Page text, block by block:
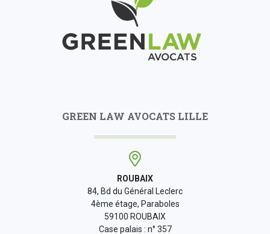
GREEN LAW AVOCATS LILLE
ROUBAIX
84, Bd du Général Leclerc
4ème étage, Paraboles
59100 ROUBAIX
Case palais : n° 357